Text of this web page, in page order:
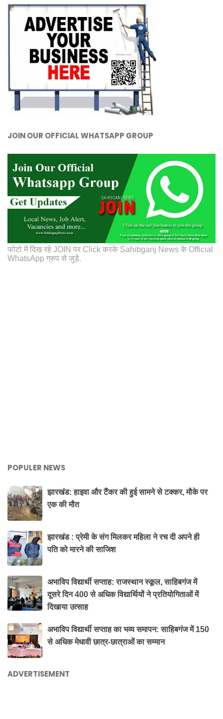
JOIN OUR OFFICIAL WHATSAPP GROUP
फोटो में दिख रहे JOIN पर Click करके Sahibganj News के Official
WhatsApp ग्रुप से जुड़ें.
POPULER NEWS
झारखंड: हाइवा और टैंकर की हुई सामने से टक्कर, मौके पर
एक की मौत
झारखंड : प्रेमी के संग मिलकर महिला ने रच दी अपने ही
पति को मारने की साजिश
अभाविप विद्यार्थी सप्ताह: राजस्थान स्कूल, साहिबगंज में
दूसरे दिन 400 से अधिक विद्यार्थियों ने प्रतियोगिताओं में
दिखाया उत्साह
अभाविप विद्यार्थी सप्ताह का भव्य समापन: साहिबगंज में 150
से अधिक मेधावी छात्र-छात्राओं का सम्मान
ADVERTISEMENT